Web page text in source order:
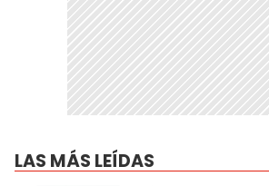
LAS MÁS LEÍDAS